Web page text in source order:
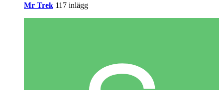
Mr Trek 117 inlägg